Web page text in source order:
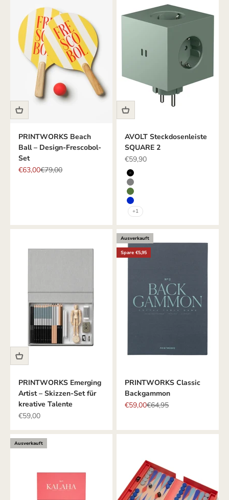
PRINTWORKS Beach
Ball – Design-Frescobol-
Set
Angebot
€63,00Regulärer Preis
€79,00
AVOLT Steckdosenleiste
SQUARE 2
Angebot
€59,90
Farbe
SCHWARZ
GRAU
GRÜN
BLAU
+1
PRINTWORKS Emerging
Artist – Skizzen-Set für
kreative Talente
Angebot
€59,00
Ausverkauft
Spare €5,95
PRINTWORKS Classic
Backgammon
Angebot
€59,00Regulärer Preis
€64,95
Ausverkauft